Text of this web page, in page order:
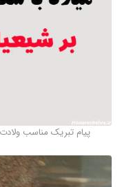
پیام تبریک مناسب